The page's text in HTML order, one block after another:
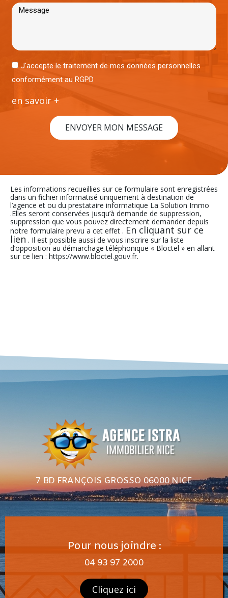
J'accepte le traitement de mes données personnelles
conformément au RGPD
en savoir +
ENVOYER MON MESSAGE
Les informations recueillies sur ce formulaire sont enregistrées
dans un fichier informatisé uniquement à destination de
l’agence et ou du prestataire informatique La Solution Immo
.Elles seront conservées jusqu’à demande de suppression,
suppression que vous pouvez directement demander depuis
notre formulaire prevu a cet effet . En cliquant sur ce
lien . Il est possible aussi de vous inscrire sur la liste
d’opposition au démarchage téléphonique « Bloctel » en allant
sur ce lien : https://www.bloctel.gouv.fr.
7 BD FRANÇOIS GROSSO 06000 NICE
Pour nous joindre :
04 93 97 2000
Cliquez ici